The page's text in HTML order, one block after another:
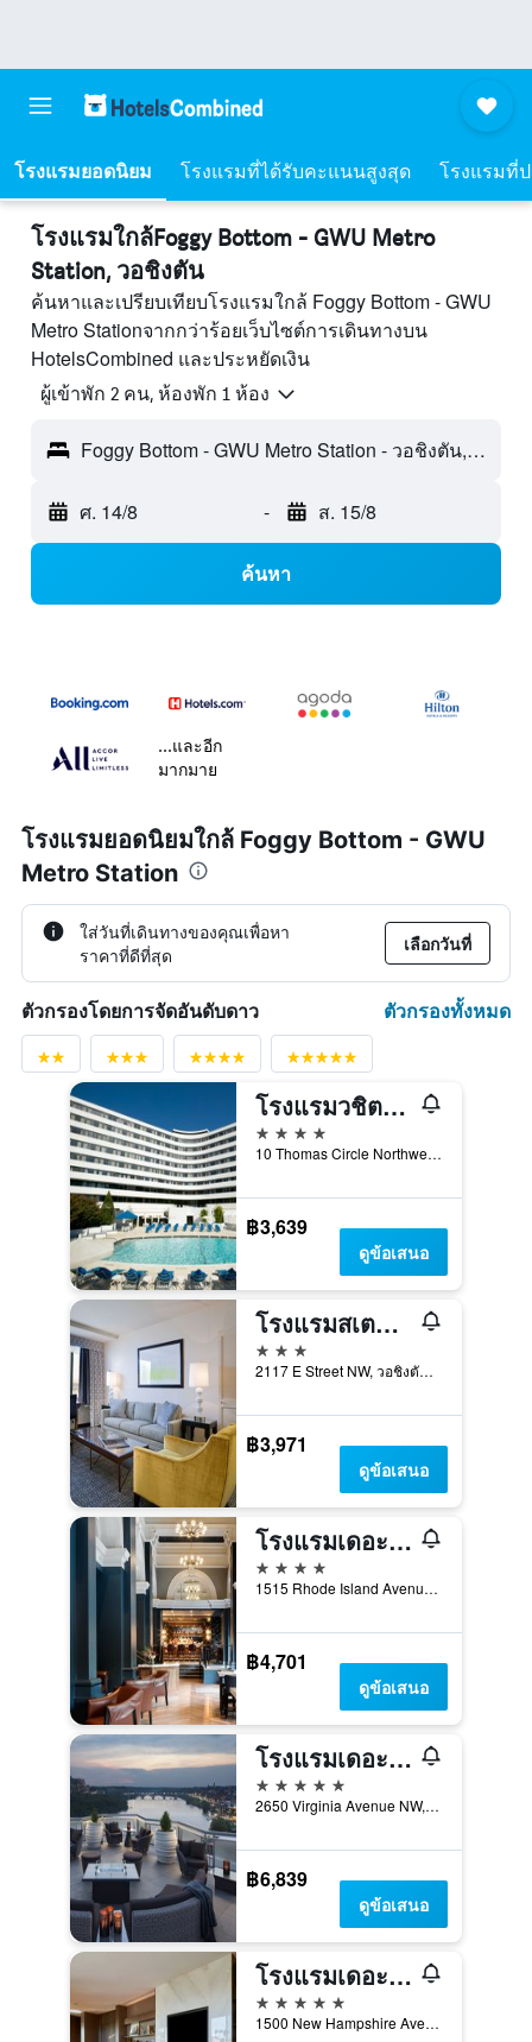
โรงแรมยอดนิยม โรงแรมที่ได้รับคะแนนสูงสุด โรงแรมที่
โรงแรมใกล้Foggy Bottom - GWU Metro
Station, วอชิงตัน
ค้นหาและเปรียบเทียบโรงแรมใกล้ Foggy Bottom - GWU
Metro Stationจากกว่าร้อยเว็บไซต์การเดินทางบน
HotelsCombined และประหยัดเงิน
ผู้เข้าพัก 2 คน, ห้องพัก 1 ห้อง
Foggy Bottom - GWU Metro Station - วอชิงตัน, DC, สหรัฐอเมริกา
ศ. 14/8 - ส. 15/8
ค้นหา
...และอีก
มากมาย
โรงแรมยอดนิยมใกล้ Foggy Bottom - GWU
Metro Station
ใส่วันที่เดินทางของคุณเพื่อหา
ราคาที่ดีที่สุด
เลือกวันที่
ตัวกรองโดยการจัดอันดับดาว ตัวกรองทั้งหมด
โรงแรมวชิตองตันพลาซ่า
4 ดาว
10 Thomas Circle Northwest, วอชิงตัน, DC, สหรัฐอเมริกา
฿3,639
ดูข้อเสนอ
โรงแรมสเตทพลาซ่า
3 ดาว
2117 E Street NW, วอชิงตัน, DC, สหรัฐอเมริกา
฿3,971
ดูข้อเสนอ
โรงแรมเดอะดาร์ซี
4 ดาว
1515 Rhode Island Avenue Northwest, วอชิงตัน, DC, สหรัฐอเมริกา
฿4,701
ดูข้อเสนอ
โรงแรมเดอะวอเตอร์เกท
5 ดาว
2650 Virginia Avenue NW, วอชิงตัน, DC, สหรัฐอเมริกา
฿6,839
ดูข้อเสนอ
โรงแรมเดอะดูปองต์ เซอร์เคิล
5 ดาว
1500 New Hampshire Avenue Northwest, วอชิงตัน, DC, สหรัฐอเมริกา